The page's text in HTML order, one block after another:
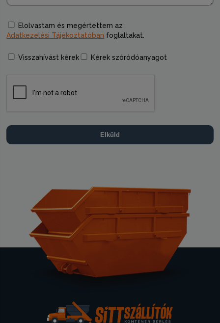
Elolvastam és megértettem az
Adatkezelési Tájékoztatóban foglaltakat.
Visszahívást kérek Kérek szóródóanyagot
Elküld